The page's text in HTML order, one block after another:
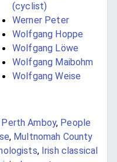
(cyclist)
Werner Peter
Wolfgang Hoppe
Wolfgang Löwe
Wolfgang Maibohm
Wolfgang Weise
Amboy, People
, Multnomah County
, Irish classical